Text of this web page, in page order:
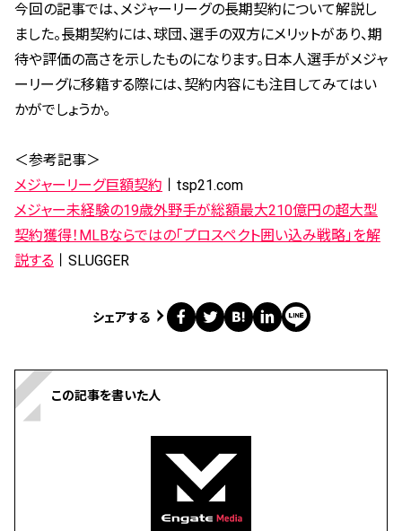
今回の記事では、メジャーリーグの長期契約について解説し
ました。長期契約には、球団、選手の双方にメリットがあり、期
待や評価の高さを示したものになります。日本人選手がメジャ
ーリーグに移籍する際には、契約内容にも注目してみてはい
かがでしょうか。
＜参考記事＞
メジャーリーグ巨額契約 丨tsp21.com
メジャー未経験の19歳外野手が総額最大210億円の超大型
契約獲得！MLBならではの「プロスペクト囲い込み戦略」を解
説する 丨SLUGGER
シェアする
この記事を書いた人